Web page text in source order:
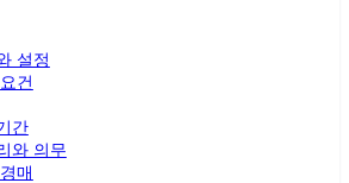
설정
건
간
와 의무
매